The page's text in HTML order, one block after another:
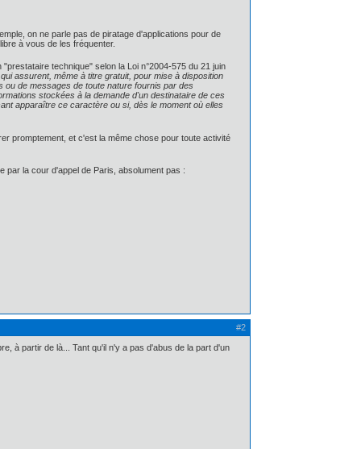
on ne parle pas de piratage d'applications pour de
à vous de les fréquenter.
technique" selon la Loi n°2004-575 du 21 juin
assurent, même à titre gratuit, pour mise à disposition
ou de messages de toute nature fournis par des
stockées à la demande d'un destinataire de ces
apparaître ce caractère ou si, dès le moment où elles
promptement, et c'est la même chose pour toute activité
par la cour d'appel de Paris, absolument pas :
#2
à partir de là... Tant qu'il n'y a pas d'abus de la part d'un